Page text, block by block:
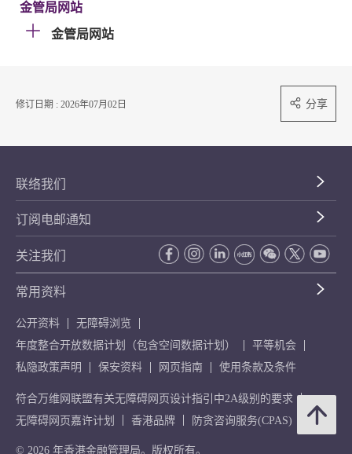
金管局网站
金管局网站
修订日期 : 2026年07月02日 分享
联络我们
订阅电邮通知
关注我们
常用资料
公开资料
无障碍浏览
年度整合开放数据计划（包含空间数据计划）
平等机会
私隐政策声明
保安资料 网页指南 使用条款及条件
符合万维网联盟有关无障碍网页设计指引中2A级别的要求
无障碍网页嘉许计划
香港品牌 防贪咨询服务(CPAS)
© 2026 年香港金融管理局。版权所有。